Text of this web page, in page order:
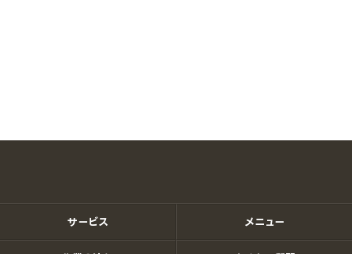
サービス メニュー